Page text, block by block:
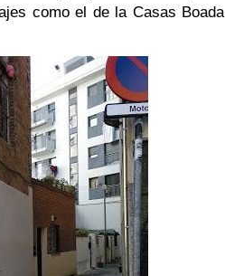
como el de la Casas Boada